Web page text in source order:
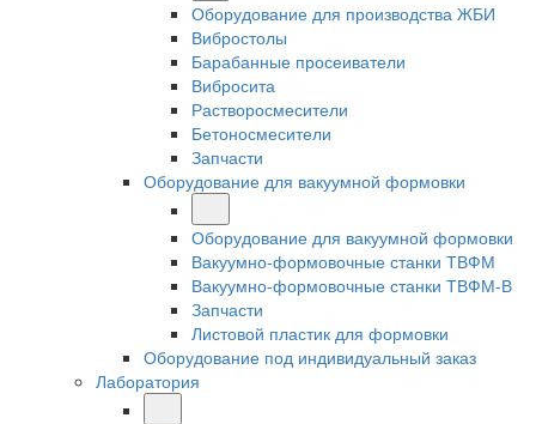
Оборудование для производства ЖБИ
Вибростолы
Барабанные просеиватели
Вибросита
Растворосмесители
Бетоносмесители
Запчасти
Оборудование для вакуумной формовки
Оборудование для вакуумной формовки
Вакуумно-формовочные станки ТВФМ
Вакуумно-формовочные станки ТВФМ-В
Запчасти
Листовой пластик для формовки
Оборудование под индивидуальный заказ
Лаборатория